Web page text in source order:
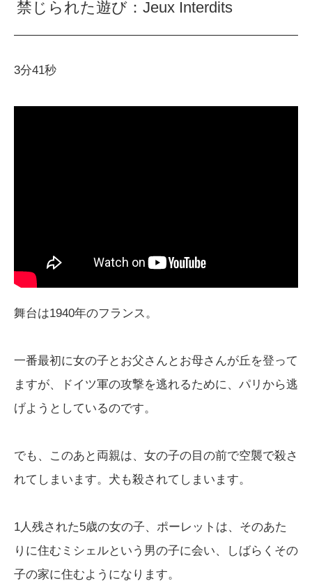
禁じられた遊び：Jeux Interdits
3分41秒
舞台は1940年のフランス。
一番最初に女の子とお父さんとお母さんが丘を登って
ますが、ドイツ軍の攻撃を逃れるために、パリから逃
げようとしているのです。
でも、このあと両親は、女の子の目の前で空襲で殺さ
れてしまいます。犬も殺されてしまいます。
1人残された5歳の女の子、ポーレットは、そのあた
りに住むミシェルという男の子に会い、しばらくその
子の家に住むようになります。